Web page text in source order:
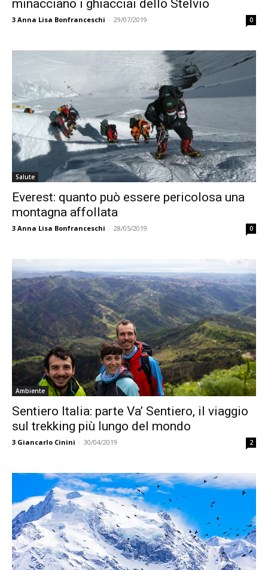
minacciano i ghiacciai dello Stelvio
3 Anna Lisa Bonfranceschi - 29/07/2019 0
Salute
Everest: quanto può essere pericolosa una
montagna affollata
3 Anna Lisa Bonfranceschi - 28/05/2019 0
Ambiente
Sentiero Italia: parte Va’ Sentiero, il viaggio
sul trekking più lungo del mondo
3 Giancarlo Cinini - 30/04/2019 2